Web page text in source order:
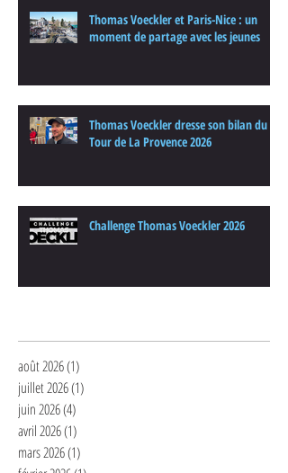
Thomas Voeckler et Paris-Nice : un
moment de partage avec les jeunes
Thomas Voeckler dresse son bilan du
Tour de La Provence 2026
Challenge Thomas Voeckler 2026
août 2026(1)
juillet 2026(1)
juin 2026(4)
avril 2026(1)
mars 2026(1)